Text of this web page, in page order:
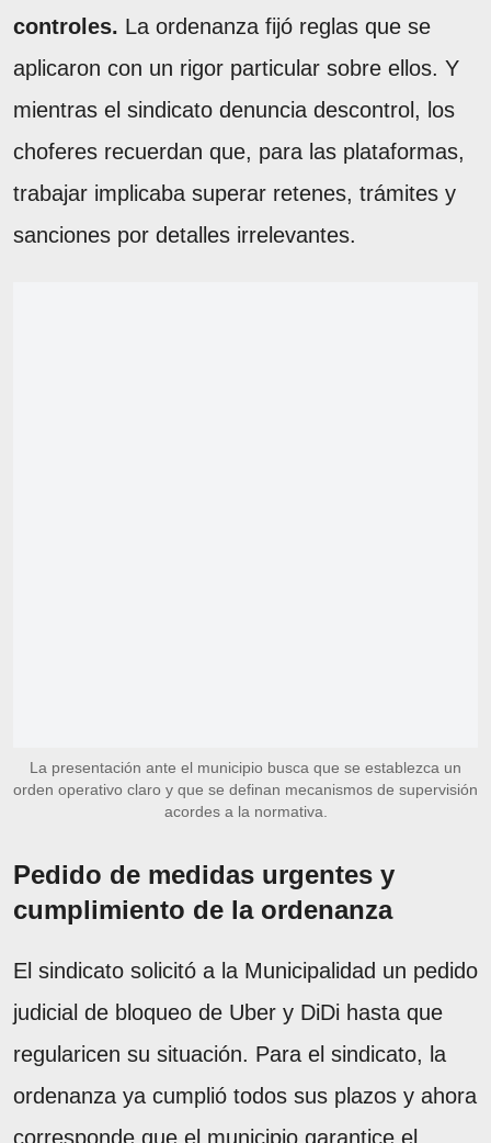
controles. La ordenanza fijó reglas que se
aplicaron con un rigor particular sobre ellos. Y
mientras el sindicato denuncia descontrol, los
choferes recuerdan que, para las plataformas,
trabajar implicaba superar retenes, trámites y
sanciones por detalles irrelevantes.
La presentación ante el municipio busca que se establezca un
orden operativo claro y que se definan mecanismos de supervisión
acordes a la normativa.
Pedido de medidas urgentes y
cumplimiento de la ordenanza
El sindicato solicitó a la Municipalidad un pedido
judicial de bloqueo de Uber y DiDi hasta que
regularicen su situación. Para el sindicato, la
ordenanza ya cumplió todos sus plazos y ahora
corresponde que el municipio garantice el